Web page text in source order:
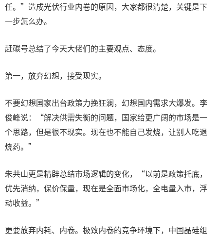
任。”造成光伏行业内卷的原因，大家都很清楚，关键是下
一步怎么办。
赶碳号总结了今天大佬们的主要观点、态度。
第一，放弃幻想，接受现实。
不要幻想国家出台政策力挽狂澜，幻想国内需求大爆发。李
俊峰说：“解决供需失衡的问题，国家给更广阔的市场是一
个思路，但是很不现实。现在也不能自己发烧，让别人吃退
烧药。”
朱共山更是精辟总结市场逻辑的变化，“以前是政策托底，
优先消纳，保价保量，现在是全面市场化，全电量入市，浮
动收益。”
更要放弃内耗、内卷。极致内卷的竞争环境下，中国晶硅组